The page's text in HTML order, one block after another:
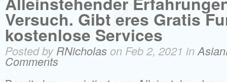
Versuch. Gibt eres Gratis
kostenlose Services
Posted byRNicholason Feb 2, 2021 in
Comments